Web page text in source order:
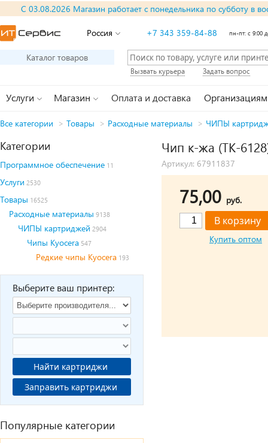
С 03.08.2026 Магазин работает с понедельника по субботу в
Россия +7 343 359-84-88 пн-пт: с 9:00
Каталог товаров
Вызвать курьера Задать вопрос
Услуги Магазин Оплата и доставка Организациям
Все категории > Товары > Расходные материалы > ЧИПЫ
Категории
Программное обеспечение 11
Услуги 2530
Товары 16525
Расходные материалы 9138
ЧИПЫ картриджей 2904
Чипы Kyocera 547
Редкие чипы Kyocera 193
Выберите ваш принтер:
Найти картриджи
Заправить картриджи
Популярные категории
Чип к-жа (TK-
Артикул: 67911837
75,00 руб.
Купить оптом